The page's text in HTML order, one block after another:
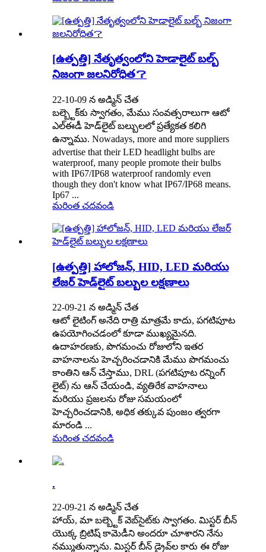
[ఉత్పత్తి] నేతృత్వంలోని హెడాలైట్ బల్బ్
నిజంగా జలనిరోధిత？
22-10-09 న అడ్మిన్ చేత
బల్బ్టెక్‌కు స్వాగతం, మేము సంవత్సరాలుగా ఆటో
ఎల్‌ఈడీ హెడ్‌లైట్ బల్బులలో ప్రత్యేకత కలిగి
ఉన్నాము. Nowadays, more and more suppliers
advertise that their LED headlight bulbs are
waterproof, many people promote their bulbs
with IP67/IP68 waterproof randomly even
though they don't know what IP67/IP68 means.
Ip67 ...
మరింత చదవండి
[ఉత్పత్తి] హాలోజన్, HID, LED మరియు
లేజర్ హెడ్‌లైట్ బల్బుల లక్షణాలు
22-09-21 న అడ్మిన్ చేత
ఆటో లైటింగ్ అనేది రాత్రి మాత్రమే కాదు, పగటిపూట
ఉపయోగించడంలో కూడా ముఖ్యమైనది.
ఉదాహరణకు, పొగమంచు రోజులోని ఇతర
వాహనాలను హెచ్చరించడానికి మేము పొగమంచు
కాంతిని ఆన్ చేస్తాము, DRL (పగటిపూట రన్నింగ్
లైట్) ను ఆన్ చేయండి, వ్యతిరేక వాహనాలు
మరియు ప్రజలను రోజు సమయంలో
హెచ్చరించడానికి, అధిక తక్కువ పుంజం త్వరగా
మారండి ...
మరింత చదవండి
.
22-09-21 న అడ్మిన్ చేత
హాయ్, మా బల్బ్టెక్ వెబ్‌సైట్‌కు స్వాగతం. మిస్టర్ బీన్
యొక్క బ్రిటిష్ కామెడీని అందరూ చూశారని నేను
నమ్ముతున్నాను. మిస్టర్ బీన్ డ్రైవ్‌ల కారు ఈ రోజు